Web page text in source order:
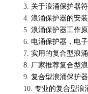
3. 关于浪涌保护器
4. 浪涌保护器的安
5. 浪涌保护器工作
6. 电涌保护器，电
7. 实用的复合型浪
8. 厂家推荐复合型
9. 复合型浪涌保护
10. 专业的复合型浪